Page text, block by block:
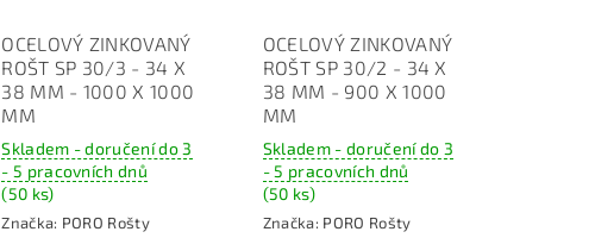
OCELOVÝ ZINKOVANÝ
ROŠT SP 30/3 - 34 X
38 MM - 1000 X 1000
MM
Skladem - doručení do 3
- 5 pracovních dnů
(50 ks)
Značka: PORO Rošty
OCELOVÝ ZINKOVANÝ
ROŠT SP 30/2 - 34 X
38 MM - 900 X 1000
MM
Skladem - doručení do 3
- 5 pracovních dnů
(50 ks)
Značka: PORO Rošty